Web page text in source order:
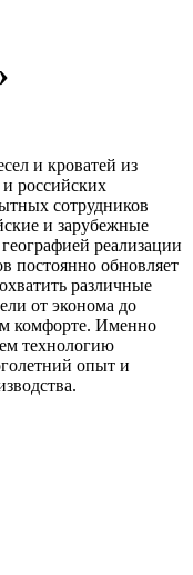
и кроватей из
российских
сотрудников
и зарубежные
реализации
постоянно обновляет
различные
от эконома до
комфорте. Именно
технологию
опыт и